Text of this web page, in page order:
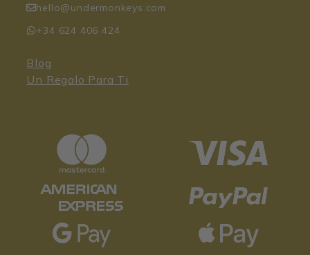
hello@undermonkeys.com
+34 624 406 424
Blog
Un Regalo Para Ti